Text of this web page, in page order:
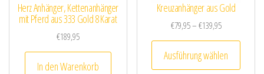
Herz Anhänger, Kettenanhänger
mit Pferd aus 333 Gold 8 Karat
€189,95
In den Warenkorb
Kreuzanhänger aus Gold
€79,95–€139,95Preisspanne:
Ausführung wählen